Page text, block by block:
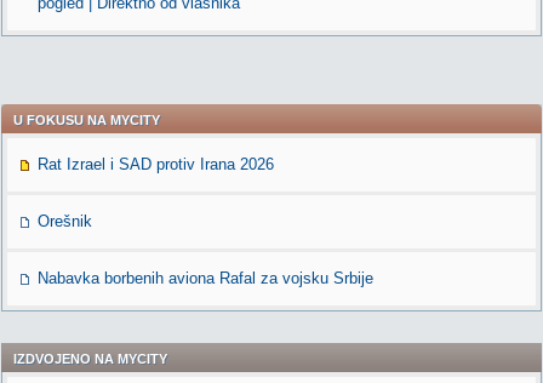
U FOKUSU NA MYCITY
Rat Izrael i SAD protiv Irana 2026
Orešnik
Nabavka borbenih aviona Rafal za vojsku Srbije
IZDVOJENO NA MYCITY